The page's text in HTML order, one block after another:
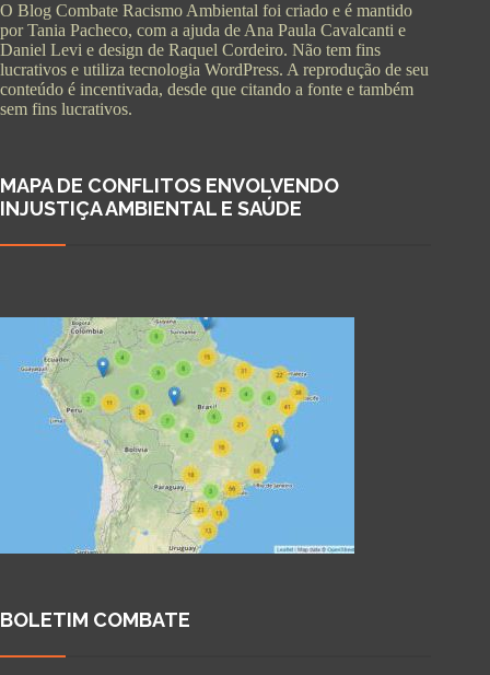
O Blog Combate Racismo Ambiental foi criado e é mantido
por Tania Pacheco, com a ajuda de Ana Paula Cavalcanti e
Daniel Levi e design de Raquel Cordeiro. Não tem fins
lucrativos e utiliza tecnologia WordPress. A reprodução de seu
conteúdo é incentivada, desde que citando a fonte e também
sem fins lucrativos.
MAPA DE CONFLITOS ENVOLVENDO
INJUSTIÇA AMBIENTAL E SAÚDE
BOLETIM COMBATE